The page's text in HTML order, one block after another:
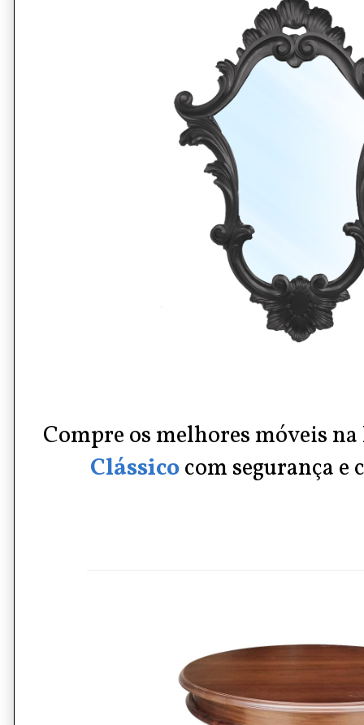
Compre os melhores móveis
Clássicocom segurança